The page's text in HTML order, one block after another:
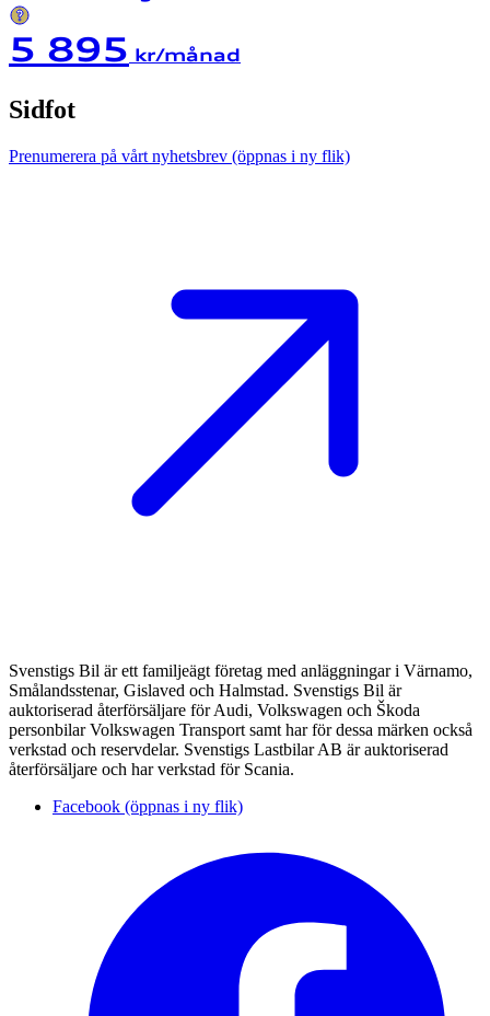
5 895 kr/månad
Sidfot
Prenumerera på vårt nyhetsbrev (öppnas i ny flik)
Svenstigs Bil är ett familjeägt företag med anläggningar i Värnamo,
Smålandsstenar, Gislaved och Halmstad. Svenstigs Bil är
auktoriserad återförsäljare för Audi, Volkswagen och Škoda
personbilar Volkswagen Transport samt har för dessa märken också
verkstad och reservdelar. Svenstigs Lastbilar AB är auktoriserad
återförsäljare och har verkstad för Scania.
Facebook (öppnas i ny flik)